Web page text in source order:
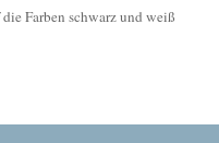
Farben schwarz und weiß